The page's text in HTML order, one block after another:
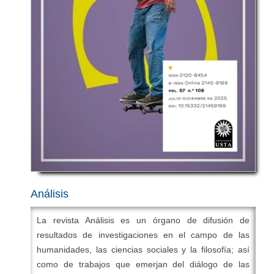
responsabilidad con la academia teológica.
Institución:
Universidad Santo Tomás
ISSN online:
2500-5413
ISSN impreso: 2011-9771
10.15332/25005413
: Teología bíblica, Teología sistemática, Teología
práctica, teologías contextuales e interdisciplinariedad
La revista publica artículos en español,
Ph.D.
Editor asociado: Fray Jorge Ferdinando Rodriguez,
O.P.
Correo electrónico:
revistaalbertusmagnus@usta.edu.co
Análisis
La revista Análisis es un órgano de difusión de
resultados de investigaciones en el campo de las
humanidades, las ciencias sociales y la filosofía; así
como de trabajos que emerjan del diálogo de las